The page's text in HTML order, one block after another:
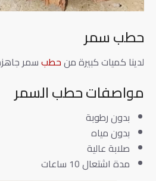
حطب سمر
لدينا كميات كبيرة منحطبسمر
مواصفات حطب السمر
بدون رطوبة
بدون مياه
صلابة عالية
مدة اشتعال 10 ساعات